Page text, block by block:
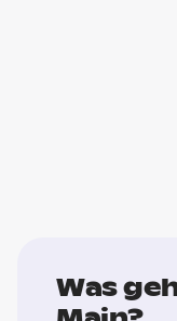
Was